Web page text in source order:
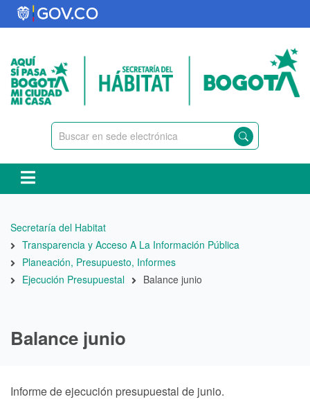
Pasar
al
principal
Ruta
de
navegación
Secretaría del Habitat
Transparencia y Acceso A La Información Pública
Planeación, Presupuesto, Informes
Ejecución Presupuestal
Balance junio
Balance junio
Informe de ejecución presupuestal de junio.